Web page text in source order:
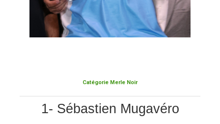
Catégorie Merle Noir
1- Sébastien Mugavéro